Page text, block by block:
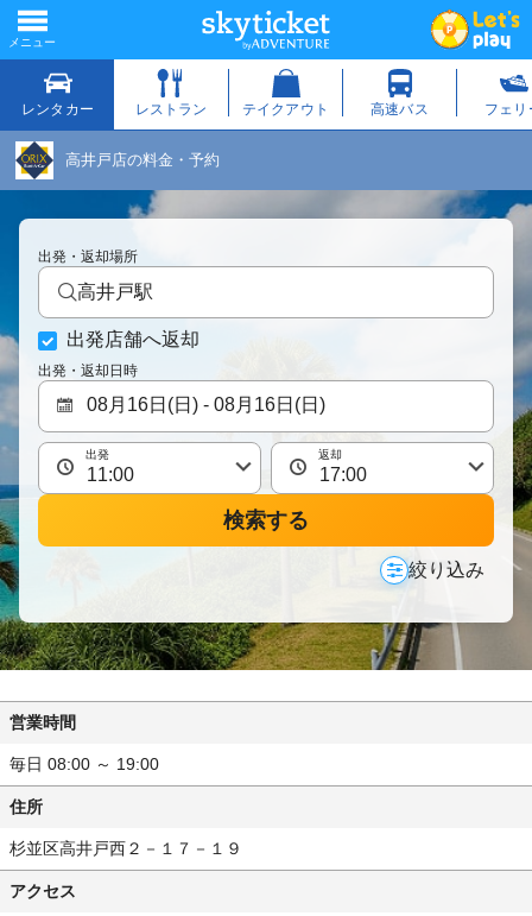
高井戸店の料金・予約
出発・返却場所
高井戸駅
出発店舗へ返却
出発・返却日時
出発 返却
検索する
絞り込み
営業時間
毎日 08:00 ～ 19:00
住所
杉並区高井戸西２－１７－１９
アクセス